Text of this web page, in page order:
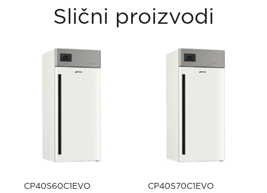
Slični proizvodi
CP40S60C1EVO CP40S70C1EVO